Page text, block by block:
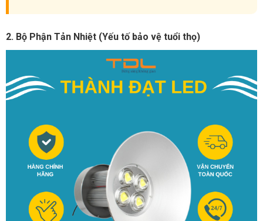
2. Bộ Phận Tản Nhiệt (Yếu tố bảo vệ tuổi thọ)